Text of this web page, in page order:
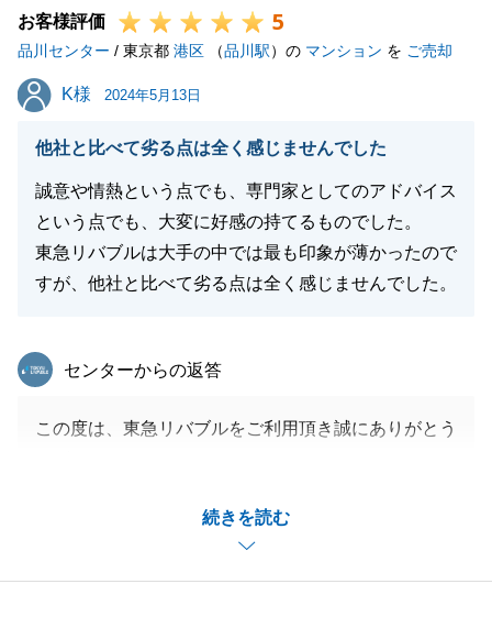
改めて感謝申し上げます。
また不動産のご購入やご売却に限らず、賃貸や税金、
相続等に関するお困りごとやご相談がございました
ら、その際もお気軽にお申し付けくださいませ。
閉じる
お客様評価 5
品川センター / 東京都 港区 （品川駅）の マンション を ご売却
K様
K様 2024年5月13日
他社と比べて劣る点は全く感じませんでした
誠意や情熱という点でも、専門家としてのアドバイス
という点でも、大変に好感の持てるものでした。
東急リバブルは大手の中では最も印象が薄かったので
すが、他社と比べて劣る点は全く感じませんでした。
続きを読む
東急リバブル
センターからの返答
この度は、東急リバブルをご利用頂き誠にありがとう
来たことを大変光栄です。
なお、K様よりお褒めのお言葉を頂き大変嬉しく思い
ます。